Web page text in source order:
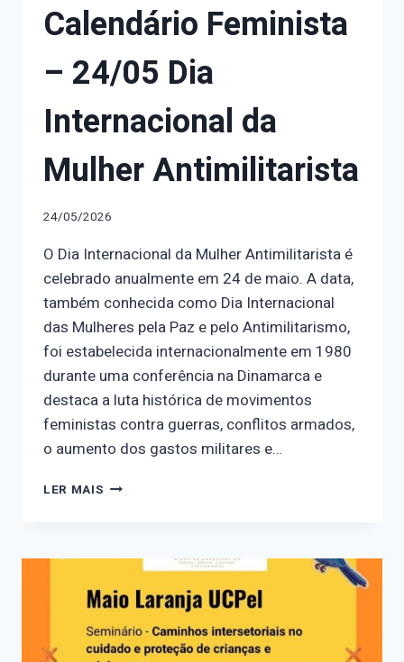
Calendário Feminista
– 24/05 Dia
Internacional da
Mulher Antimilitarista
24/05/2026
O Dia Internacional da Mulher Antimilitarista é
celebrado anualmente em 24 de maio. A data,
também conhecida como Dia Internacional
das Mulheres pela Paz e pelo Antimilitarismo,
foi estabelecida internacionalmente em 1980
durante uma conferência na Dinamarca e
destaca a luta histórica de movimentos
feministas contra guerras, conflitos armados,
o aumento dos gastos militares e…
LER MAIS CALENDÁRIO
DIA
INTERNACIONAL
DA
ANTIMILITARISTA